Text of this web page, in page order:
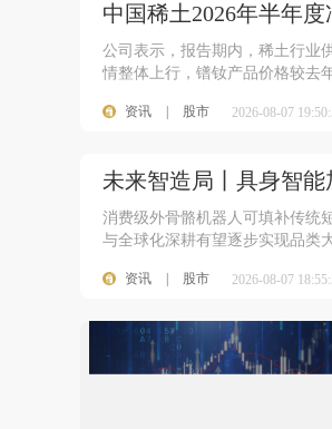
中国稀土2026年半年
公司表示，报告期内，稀土行业
情整体上行，镨钕产品价格较去
资讯 股市 2026-08-07
未来智造局丨具身智
消费级外骨骼机器人可填补传统
与全球化深耕有望逐步实现品类
资讯 股市 2026-08-07